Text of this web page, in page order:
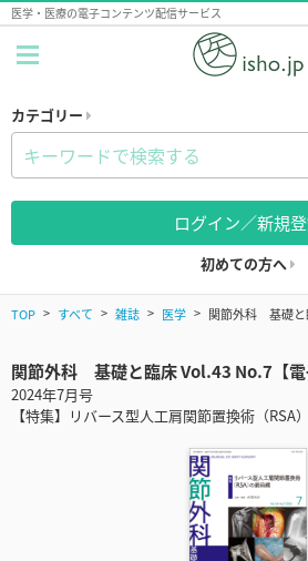
医学・医療の電子コンテンツ配信サービス
カテゴリー
ログイン／新規
初めての方へ
TOP すべて 雑誌 医学 関節外科 基礎と
関節外科 基礎と臨床 Vol.43 No.7【電
2024年7月号
【特集】リバース型人工肩関節置換術（RSA